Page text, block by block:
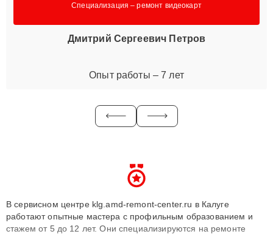
Специализация – ремонт видеокарт
Дмитрий Сергеевич Петров
Опыт работы – 7 лет
В сервисном центре klg.amd-remont-center.ru в Калуге
работают опытные мастера с профильным образованием и
стажем от 5 до 12 лет. Они специализируются на ремонте